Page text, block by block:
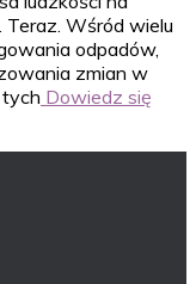
Teraz. Wśród wielu
odpadów,
zmian w
tych Dowiedz się